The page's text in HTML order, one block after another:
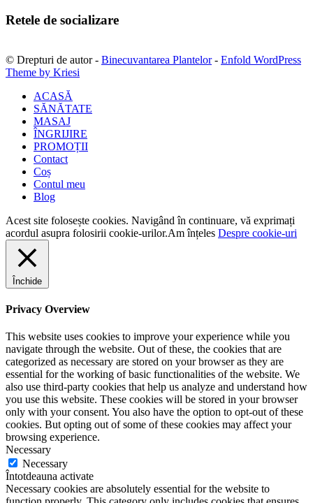
Retele de socializare
© Drepturi de autor - Binecuvantarea Plantelor- Enfold WordPress
Theme by Kriesi
ACASĂ
SĂNĂTATE
MASAJ
ÎNGRIJIRE
PROMOȚII
Contact
Coș
Contul meu
Blog
Acest site folosește cookies. Navigând în continuare, vă exprimați
acordul asupra folosirii cookie-urilor.Am înțeles Despre cookie-uri
Închide
Privacy Overview
This website uses cookies to improve your experience while you
navigate through the website. Out of these, the cookies that are
categorized as necessary are stored on your browser as they are
essential for the working of basic functionalities of the website. We
also use third-party cookies that help us analyze and understand how
you use this website. These cookies will be stored in your browser
only with your consent. You also have the option to opt-out of these
cookies. But opting out of some of these cookies may affect your
browsing experience.
Necessary
Necessary
Întotdeauna activate
Necessary cookies are absolutely essential for the website to